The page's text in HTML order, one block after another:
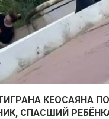
КЕОСАЯНА
СПАСШИЙ